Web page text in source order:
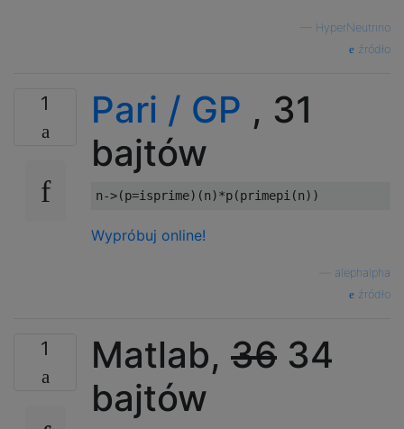
HyperNeutrino
źródło
1 Pari / GP , 31
bajtów
Wypróbuj online!
alephalpha
źródło
1 Matlab, 36 34
bajtów